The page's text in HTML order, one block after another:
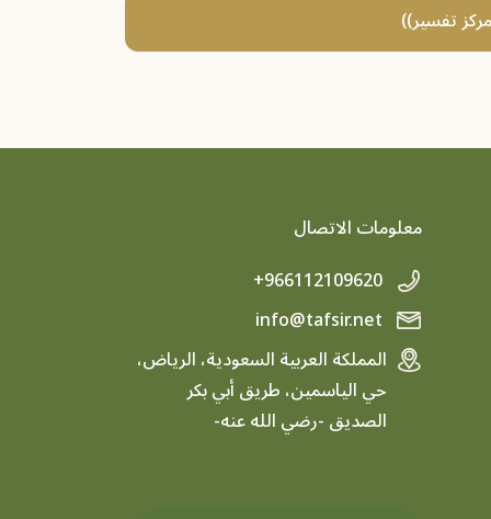
تفسير))
معلومات الاتصال
+966112109620
المملكة العربية السعودية، الرياض،
حي الياسمين، طريق أبي بكر
الصديق -رضي الله عنه-